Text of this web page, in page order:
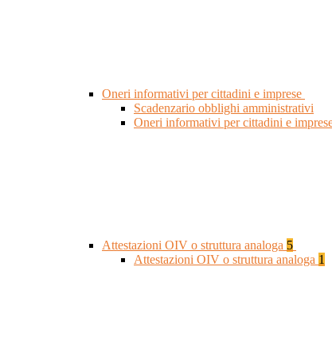
Oneri informativi per cittadini e imprese
Scadenzario obblighi amministrativi
Oneri informativi per cittadini e
Attestazioni OIV o struttura analoga 5
Attestazioni OIV o struttura analoga 1